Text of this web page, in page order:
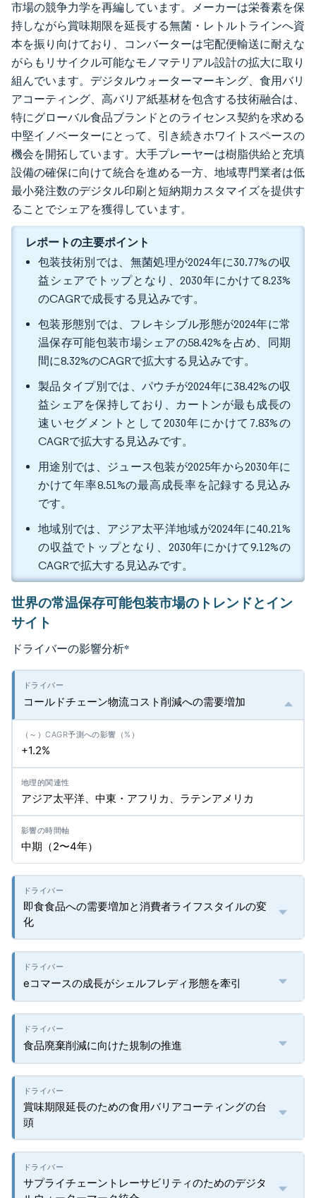
市場の競争力学を再編しています。メーカーは栄養素を保
持しながら賞味期限を延長する無菌・レトルトラインへ資
本を振り向けており、コンバーターは宅配便輸送に耐えな
がらもリサイクル可能なモノマテリアル設計の拡大に取り
組んでいます。デジタルウォーターマーキング、食用バリ
アコーティング、高バリア紙基材を包含する技術融合は、
特にグローバル食品ブランドとのライセンス契約を求める
中堅イノベーターにとって、引き続きホワイトスペースの
機会を開拓しています。大手プレーヤーは樹脂供給と充填
設備の確保に向けて統合を進める一方、地域専門業者は低
最小発注数のデジタル印刷と短納期カスタマイズを提供す
ることでシェアを獲得しています。
レポートの主要ポイント
包装技術別では、無菌処理が2024年に30.77%の収
益シェアでトップとなり、2030年にかけて8.23%
のCAGRで成長する見込みです。
包装形態別では、フレキシブル形態が2024年に常
温保存可能包装市場シェアの58.42%を占め、同期
間に8.32%のCAGRで拡大する見込みです。
製品タイプ別では、パウチが2024年に38.42%の収
益シェアを保持しており、カートンが最も成長の
速いセグメントとして2030年にかけて7.83%の
CAGRで拡大する見込みです。
用途別では、ジュース包装が2025年から2030年に
かけて年率8.51%の最高成長率を記録する見込み
です。
地域別では、アジア太平洋地域が2024年に40.21%
の収益でトップとなり、2030年にかけて9.12%の
CAGRで拡大する見込みです。
世界の常温保存可能包装市場のトレンドとイン
サイト
ドライバーの影響分析*
コールドチェーン物流コスト削減への需要増加
+1.2%
アジア太平洋、中東・アフリカ、ラテンアメリカ
中期（2〜4年）
即食食品への需要増加と消費者ライフスタイルの変
化
eコマースの成長がシェルフレディ形態を牽引
食品廃棄削減に向けた規制の推進
賞味期限延長のための食用バリアコーティングの台
頭
サプライチェーントレーサビリティのためのデジタ